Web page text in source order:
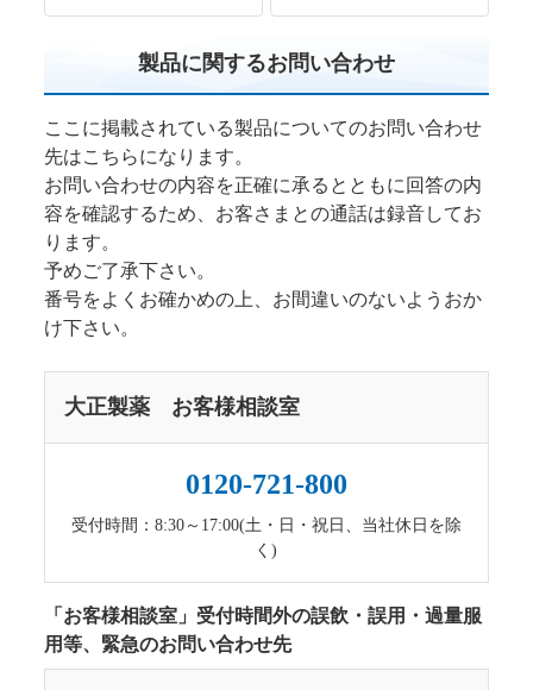
製品に関するお問い合わせ
ここに掲載されている製品についてのお問い合わせ
先はこちらになります。
お問い合わせの内容を正確に承るとともに回答の内
容を確認するため、お客さまとの通話は録音してお
ります。
予めご了承下さい。
番号をよくお確かめの上、お間違いのないようおか
け下さい。
大正製薬 お客様相談室
0120-721-800
受付時間：8:30～17:00(土・日・祝日、当社休日を除
く)
「お客様相談室」受付時間外の誤飲・誤用・過量服
用等、緊急のお問い合わせ先